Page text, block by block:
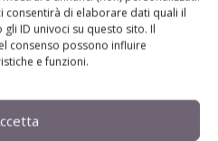
consentirà di elaborare dati quali il
ID univoci su questo sito. Il
consenso possono influire
e funzioni.
fare ciò, l’ideale è garantire
condizioni di comfort
va dai 34 °C a 1
ai 25 °C a 3 settimane e oltre.
anche la scrofa sarà molto